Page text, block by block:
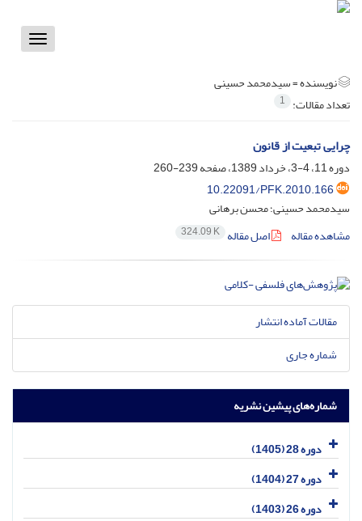
Toggle
نویسنده =سیدمحمد حسینی
تعداد مقالات: 1
چرایی تبعیت از قانون
دوره 11، 4-3، خرداد 1389، صفحه
239-260
10.22091/PFK.2010.166
سیدمحمد حسینی؛ محسن برهانی
مشاهده مقاله
اصل مقاله 324.09 K
مقالات آماده انتشار
شماره جاری
شماره‌های پیشین نشریه
دوره 28 (1405)
دوره 27 (1404)
دوره 26 (1403)